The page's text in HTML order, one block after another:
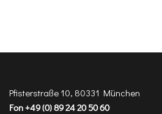
Pfisterstraße 10, 80331 München
Fon +49 (0) 89 24 20 50 60